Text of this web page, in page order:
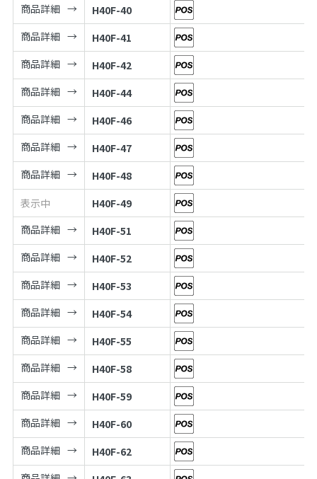
商品詳細
H40F-40
商品詳細
H40F-41
商品詳細
H40F-42
商品詳細
H40F-44
商品詳細
H40F-46
商品詳細
H40F-47
商品詳細
H40F-48
表示中
H40F-49
商品詳細
H40F-51
商品詳細
H40F-52
商品詳細
H40F-53
商品詳細
H40F-54
商品詳細
H40F-55
商品詳細
H40F-58
商品詳細
H40F-59
商品詳細
H40F-60
商品詳細
H40F-62